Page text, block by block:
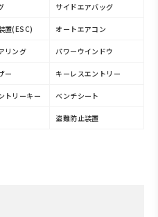
サイドエアバッグ
置(ESC) オートエアコン
リング パワーウインドウ
ー キーレスエントリー
トリーキー ベンチシート
盗難防止装置